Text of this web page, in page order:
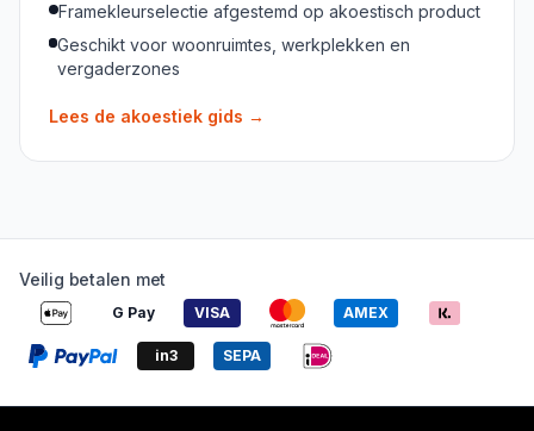
Framekleurselectie afgestemd op akoestisch product
Geschikt voor woonruimtes, werkplekken en
vergaderzones
Lees de akoestiek gids →
Veilig betalen met
G Pay VISA AMEX
in3 SEPA